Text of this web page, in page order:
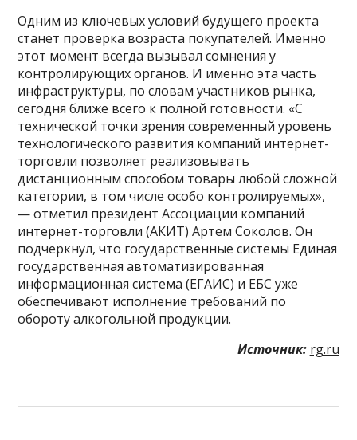
Одним из ключевых условий будущего проекта
станет проверка возраста покупателей. Именно
этот момент всегда вызывал сомнения у
контролирующих органов. И именно эта часть
инфраструктуры, по словам участников рынка,
сегодня ближе всего к полной готовности. «С
технической точки зрения современный уровень
технологического развития компаний интернет-
торговли позволяет реализовывать
дистанционным способом товары любой сложной
категории, в том числе особо контролируемых»,
— отметил президент Ассоциации компаний
интернет-торговли (АКИТ) Артем Соколов. Он
подчеркнул, что государственные системы Единая
государственная автоматизированная
информационная система (ЕГАИС) и ЕБС уже
обеспечивают исполнение требований по
обороту алкогольной продукции.
Источник: rg.ru